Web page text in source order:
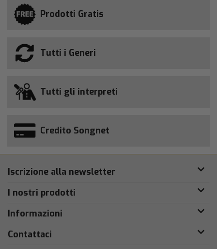
Prodotti Gratis
Tutti i Generi
Tutti gli interpreti
Credito Songnet
Iscrizione alla newsletter
I nostri prodotti
Informazioni
Contattaci